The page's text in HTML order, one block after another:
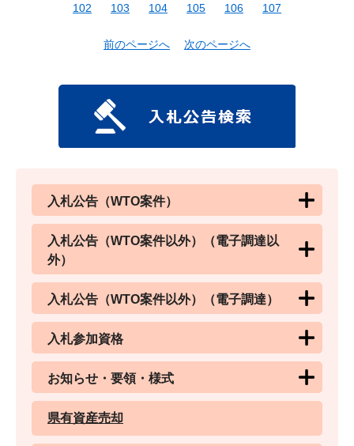
102
103 104 105 106 107
前のページへ 次のページへ
入札公告（WTO案件）
入札公告（WTO案件以外）（電子調達以
外）
入札公告（WTO案件以外）（電子調達）
入札参加資格
お知らせ・要領・様式
県有資産売却